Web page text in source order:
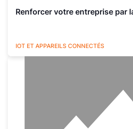
Renforcer votre entreprise par
UTILITIES
IOT ET APPAREILS CONNECTÉS